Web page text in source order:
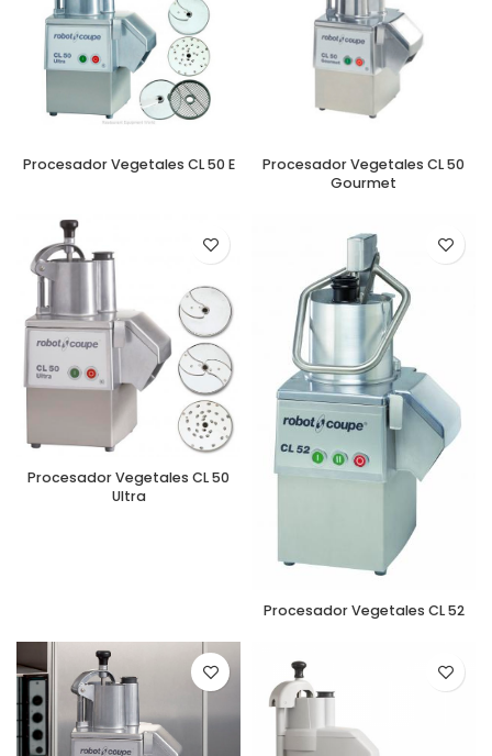
Procesador Vegetales CL 50 E
Procesador Vegetales CL 50
Gourmet
Procesador Vegetales CL 50
Ultra
Procesador Vegetales CL 52